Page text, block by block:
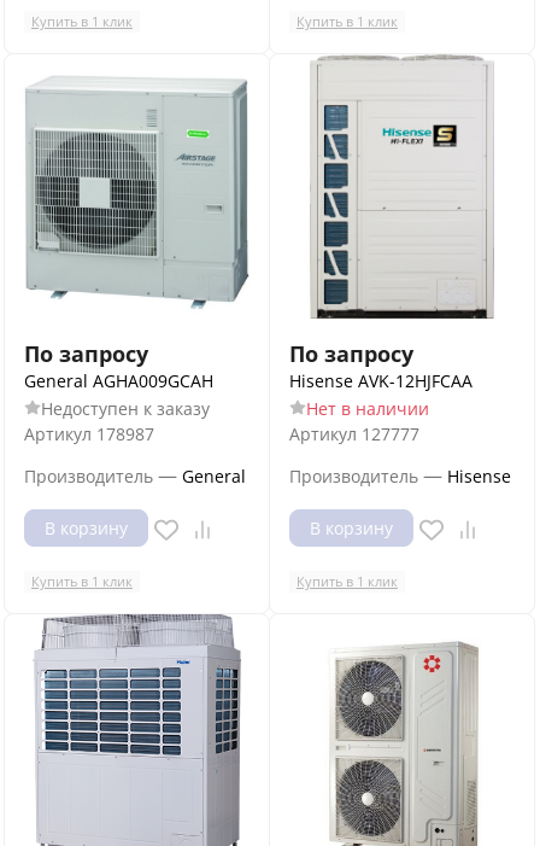
Купить в 1 клик Купить в 1 клик
По запросу
General AGHA009GCAH
Недоступен к заказу
Артикул 178987
Производитель — General
В корзину
Купить в 1 клик
По запросу
Hisense AVK-12HJFCAA
Нет в наличии
Артикул 127777
Производитель — Hisense
В корзину
Купить в 1 клик